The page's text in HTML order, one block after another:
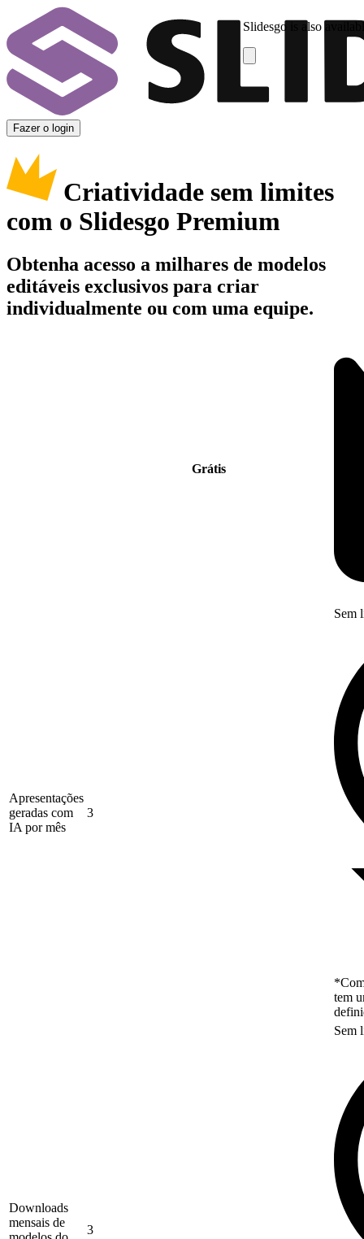
Slidesgo is also
Fazer o login
Criatividade sem limites
com o Slidesgo Premium
Obtenha acesso a milhares de modelos
editáveis exclusivos para criar
individualmente ou com uma equipe.
Grátis
Apresentações
geradas com
IA por mês
3
Sem
tem
Downloads
mensais de
3
Sem